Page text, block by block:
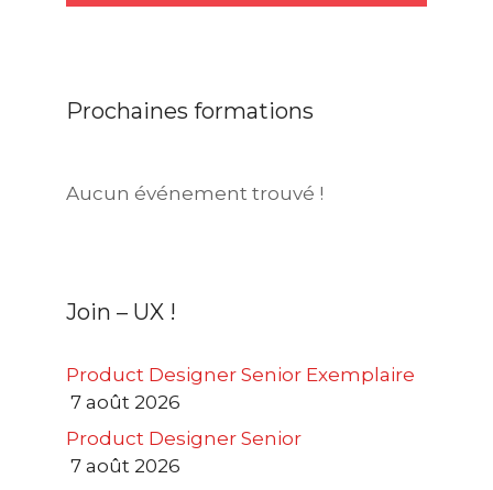
Prochaines formations
Aucun événement trouvé !
Join – UX !
Product Designer Senior Exemplaire
7 août 2026
Product Designer Senior
7 août 2026